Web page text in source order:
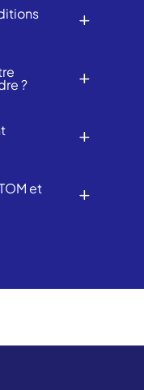
?
et